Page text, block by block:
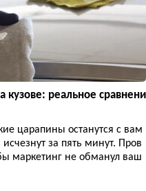
кузове: реальное сравнени
царапины останутся с вам
за пять минут. Пров
маркетинг не обманул ваш